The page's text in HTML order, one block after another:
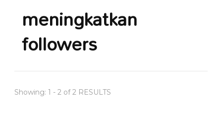
meningkatkan
followers
Showing: 1 - 2 of 2 RESULTS